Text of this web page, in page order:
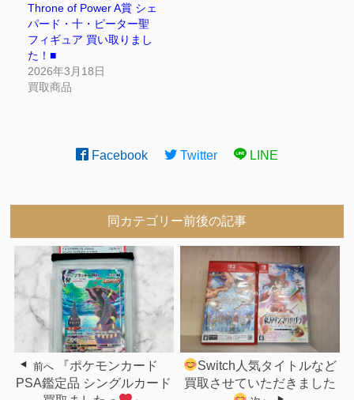
Throne of Power A賞 シェ
パード・十・ピーター聖
フィギュア 買い取りまし
た！■
2026年3月18日
買取商品
Facebook Twitter LINE
同カテゴリー前後の記事
前へ
『ポケモンカード
PSA鑑定品 シングルカード
Switch人気タイトルなど
買取させていただきました